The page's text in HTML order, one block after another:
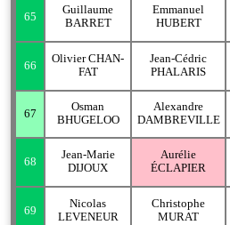
65
Guillaume
BARRET
Emmanuel
HUBERT
66
Olivier CHAN-
FAT
Jean-Cédric
PHALARIS
67
Osman
BHUGELOO
Alexandre
DAMBREVILLE
68
Jean-Marie
DIJOUX
Aurélie
ÉCLAPIER
69
Nicolas
LEVENEUR
Christophe
MURAT